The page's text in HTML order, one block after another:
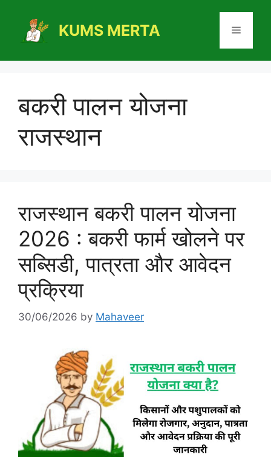
content
KUMS MERTA Menu
बकरी पालन योजना
राजस्थान
राजस्थान बकरी पालन योजना
2026 : बकरी फार्म खोलने पर
सब्सिडी, पात्रता और आवेदन
प्रक्रिया
30/06/2026 by Mahaveer